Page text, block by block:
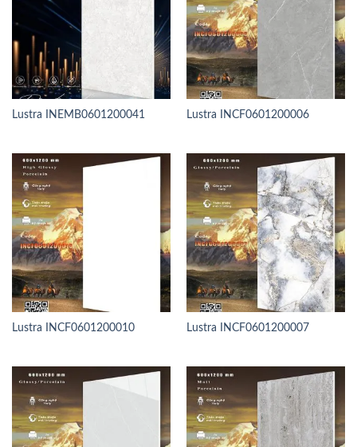
Lustra INEMB0601200041 Lustra INCF0601200006
Lustra INCF0601200010 Lustra INCF0601200007